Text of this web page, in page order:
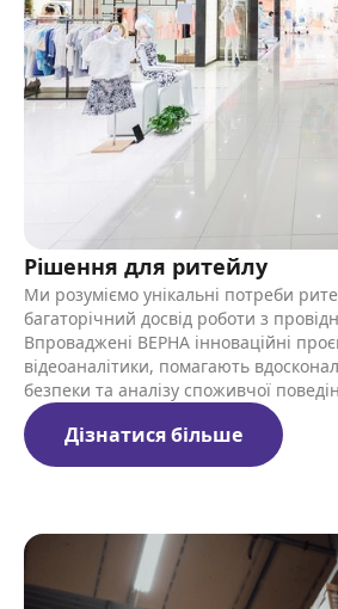
Рішення для ритейлу
Ми розуміємо унікальні потреби
багаторічний досвід роботи з
Впроваджені ВЕРНА інноваційні
відеоаналітики, помагають
безпеки та аналізу споживчої
Дізнатися більше